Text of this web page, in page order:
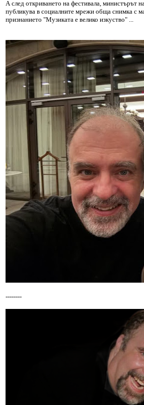
А след откриването на фестивала, министърът
публикува в социалните мрежи обща снимка с
признанието "Музиката е велико изкуство" ...
--------